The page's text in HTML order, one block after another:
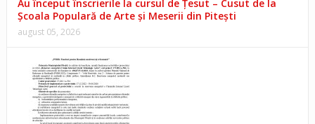
Au început înscrierile la cursul de Țesut – Cusut de la
Școala Populară de Arte și Meserii din Pitești
august 05, 2026